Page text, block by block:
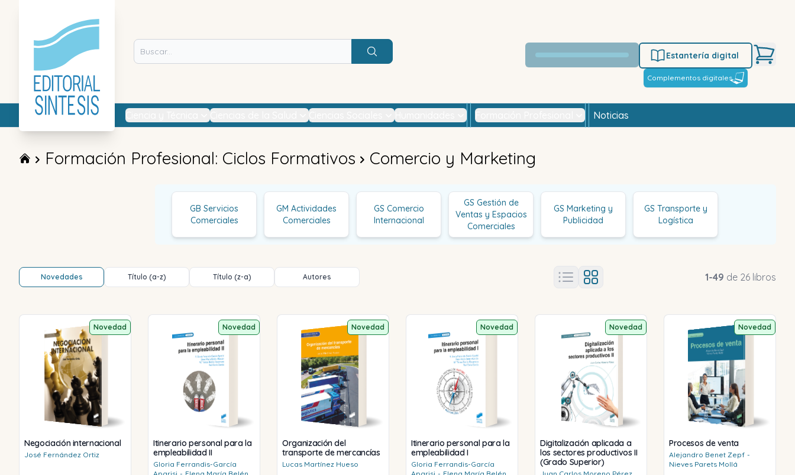
Buscar
Estantería digital
Complementos digitales
Noticias
Formación Profesional: Ciclos Formativos Comercio y Marketing
GB Servicios
Comerciales
GM Actividades
Comerciales
GS Comercio
Internacional
GS Gestión de
Ventas y Espacios
Comerciales
GS Marketing y
Publicidad
GS Transporte y
Logística
Novedades Título (a-z) Título (z-a) Autores 1-49 de 26 libros
Novedad
Negociación internacional
José Fernández Ortiz
Novedad
Itinerario personal para la
empleabilidad II
Gloria Ferrandis-García
Novedad
Organización del
transporte de mercancías
Lucas Martínez Hueso
Novedad
Itinerario personal para la
empleabilidad I
Gloria Ferrandis-García
Novedad
Digitalización aplicada a
los sectores productivos II
(Grado Superior)
Novedad
Procesos de venta
Alejandro Benet Zepf -
Nieves Parets Mollá